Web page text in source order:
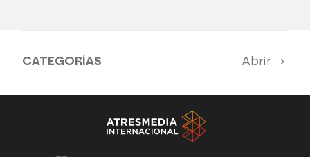
CATEGORÍAS Abrir
Antena 3 Noticias El Hormiguero
Tu cara me suena Pasapalabra